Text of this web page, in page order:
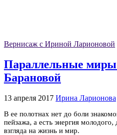
Вернисаж с Ириной Ларионовой
Параллельные
Барановой
13 апреля 2017 Ирина Ларионова
В ее полотнах нет до боли
пейзажа, а есть энергия
взгляда на жизнь и мир.